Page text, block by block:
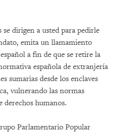
dirigen a usted para pedirle
emita un llamamiento
a fin de que se retire la
española de extranjería
sumarias desde los enclaves
vulnerando las normas
derechos humanos.
Parlamentario Popular